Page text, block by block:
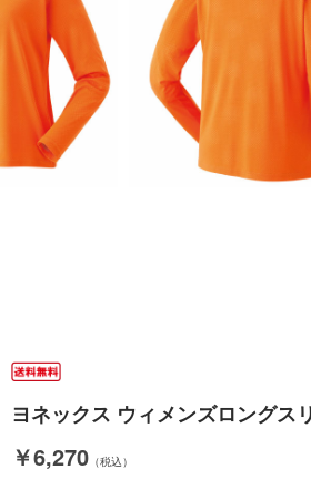
ヨネックス ウィメンズロングス
￥6,270 （税込）